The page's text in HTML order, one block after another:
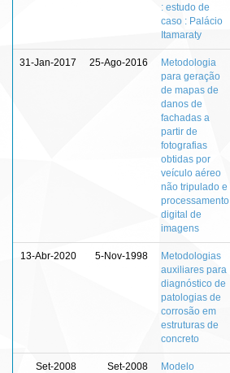
: estudo de
caso : Palácio
Itamaraty
31-Jan-2017 25-Ago-2016
Metodologia
para geração
de mapas de
danos de
fachadas a
partir de
fotografias
obtidas por
veículo aéreo
não tripulado e
processamento
digital de
imagens
13-Abr-2020 5-Nov-1998
Metodologias
auxiliares para
diagnóstico de
patologias de
corrosão em
estruturas de
concreto
Set-2008 Set-2008
Modelo